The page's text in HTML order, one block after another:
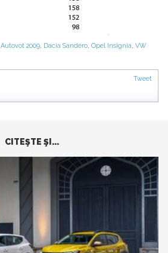
Autovot 2009, Dacia Sandero, Opel Insignia, VW
Tweet
CITEŞTE ŞI...